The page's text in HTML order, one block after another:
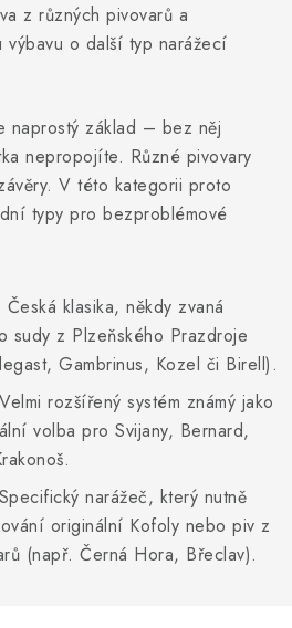
zvolit TEFCOLD
Kontakty
z různých pivovarů a
o další typ narážecí
naprostý základ – bez něj
nepropojíte. Různé pivovary
V této kategorii proto
typy pro bezproblémové
Česká klasika, někdy zvaná
sudy z Plzeňského Prazdroje
Gambrinus, Kozel či Birell).
Velmi rozšířený systém známý jako
volba pro Svijany, Bernard,
Specifický narážeč, který nutně
originální Kofoly nebo piv z
(např. Černá Hora, Břeclav).